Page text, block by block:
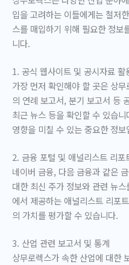
입을 고려하는 이들에게는 철저
스를 매입하기 위해 필요한 정보
니다.
1. 공식 웹사이트 및 공시자료 활
가장 먼저 확인해야 할 곳은 상
의 연례 보고서, 분기 보고서 등
최근 뉴스 등을 확인할 수 있습
영향을 미칠 수 있는 중요한 정보
2. 금융 포털 및 애널리스트 리포
네이버 금융, 다음 금융과 같은
대한 최신 주가 정보와 관련 뉴
에서 제공하는 애널리스트 리포
의 가치를 평가할 수 있습니다.
3. 산업 관련 보고서 및 통계
상무로렉스가 속한 산업에 대한